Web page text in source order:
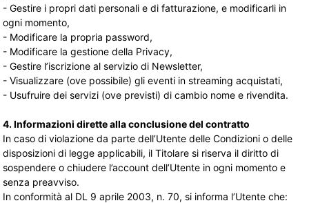
- Gestire i propri dati personali e di fatturazione, e modificarli in
ogni momento,
- Modificare la propria password,
- Modificare la gestione della Privacy,
- Gestire l’iscrizione al servizio di Newsletter,
- Visualizzare (ove possibile) gli eventi in streaming acquistati,
- Usufruire dei servizi (ove previsti) di cambio nome e rivendita.
4. Informazioni dirette alla conclusione del contratto
In caso di violazione da parte dell’Utente delle Condizioni o delle
disposizioni di legge applicabili, il Titolare si riserva il diritto di
sospendere o chiudere l’account dell’Utente in ogni momento e
senza preavviso.
In conformità al DL 9 aprile 2003, n. 70, si informa l’Utente che: